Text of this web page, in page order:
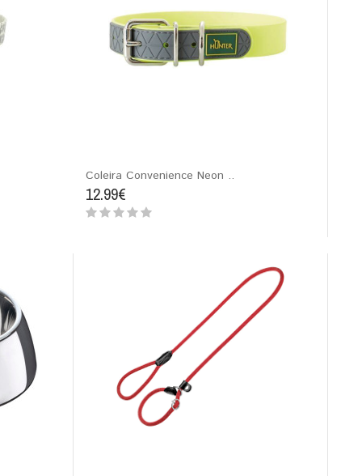
Coleira Convenience Neon ..
12.99€